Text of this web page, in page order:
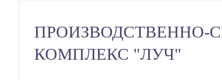
ПРОИЗВОДСТВЕННО-
КОМПЛЕКС "ЛУЧ"